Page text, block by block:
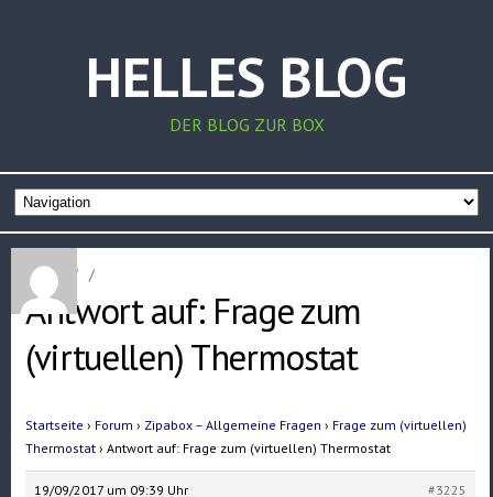
HELLES BLOG
DER BLOG ZUR BOX
Home / /
Antwort auf: Frage zum
(virtuellen) Thermostat
Startseite › Forum › Zipabox – Allgemeine Fragen › Frage zum (virtuellen)
Thermostat › Antwort auf: Frage zum (virtuellen) Thermostat
19/09/2017 um 09:39 Uhr
#3225